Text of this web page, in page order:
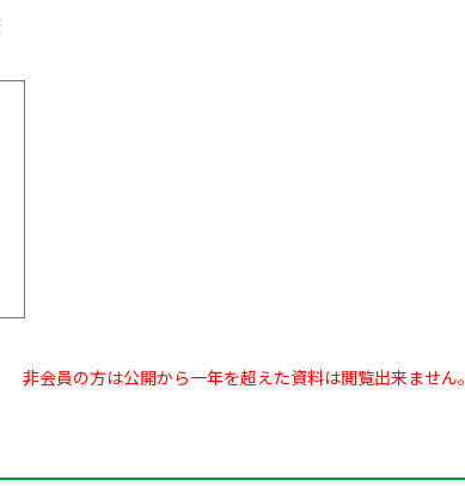
非会員の方は公開から一年を超えた資料は閲覧出来ません。